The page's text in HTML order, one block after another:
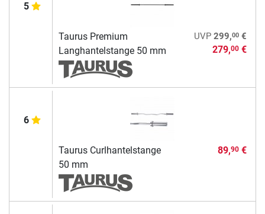
5
Taurus Premium
Langhantelstange 50 mm
UVP 299,00€
279,00€
6
Taurus Curlhantelstange
50 mm
89,90€